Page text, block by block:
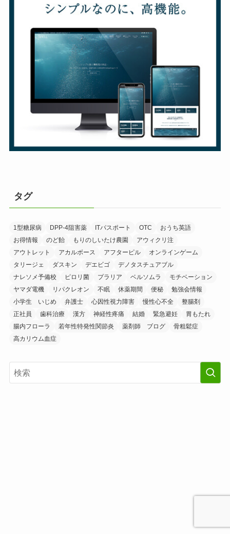
タグ
1型糖尿病 DPP-4阻害薬 ITパスポート OTC
おうち英語
お得情報
のど飴 もりのしいたけ農園
アウィクリ注
アウトレット
アカルボース アフターピル
オンラインゲーム
タリージェ
ダスキン デエビゴ
デノタスチュアブル
ナレソメ予備校
ピロリ菌 プラリア ベルソムラ
モチベーション
ヤマダ電機
リパクレオン 不眠 休薬期間 便秘
勉強会情報
小学生 いじめ
弁護士 心因性視力障害 慢性心不全
整腸剤
正社員
歯科治療 漢方 神経性疼痛 結婚 緊急避妊
胃もたれ
腸内フローラ
若年性特発性関節炎 薬剤師 ブログ
骨粗鬆症
高カリウム血症